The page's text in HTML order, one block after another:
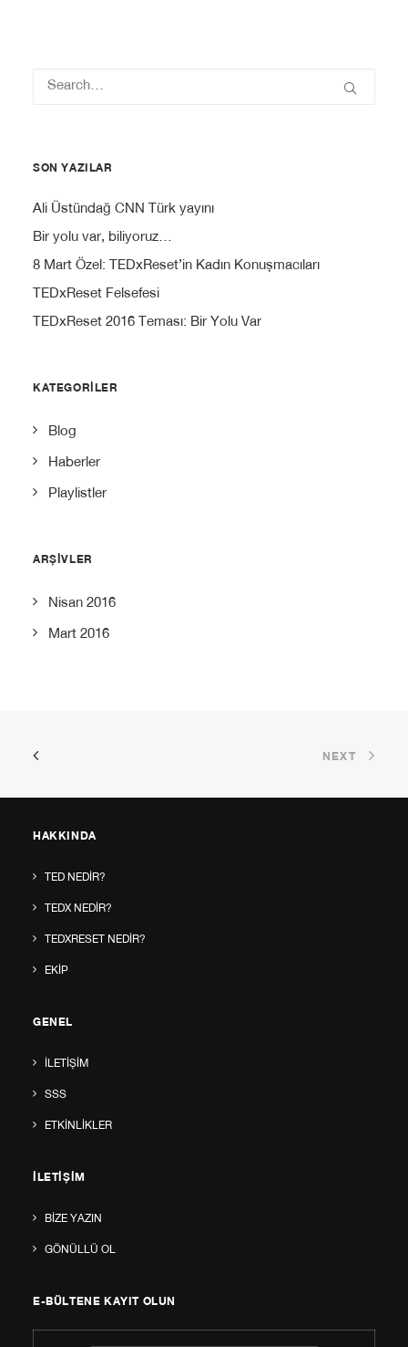
SON YAZILAR
Ali Üstündağ CNN Türk yayını
Bir yolu var, biliyoruz…
8 Mart Özel: TEDxReset’in Kadın Konuşmacıları
TEDxReset Felsefesi
TEDxReset 2016 Teması: Bir Yolu Var
KATEGORILER
Blog
Haberler
Playlistler
ARŞIVLER
Nisan 2016
Mart 2016
NEXT
HAKKINDA
TED NEDIR?
TEDX NEDIR?
TEDXRESET NEDIR?
EKIP
GENEL
İLETIŞIM
SSS
ETKINLIKLER
İLETIŞIM
BIZE YAZIN
GÖNÜLLÜ OL
E-BÜLTENE KAYIT OLUN